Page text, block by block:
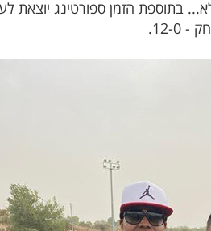
עוד לא... בתוספת הזמן ספורטינג
0.